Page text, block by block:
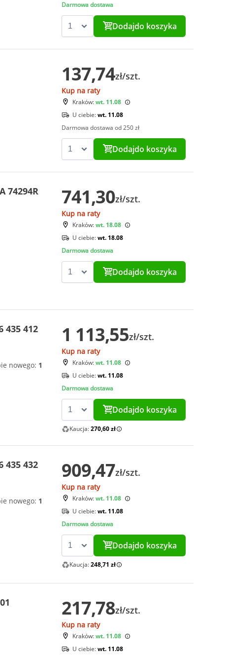
Darmowa dostawa
Dodajdo koszyka
137,74zł/szt.
Kup na raty
Kraków:wt. 11.08
U ciebie:wt. 11.08
Darmowa dostawa od 250 zł
Dodajdo koszyka
74294R 741,30zł/szt.
Kup na raty
Kraków:wt. 18.08
U ciebie:wt. 18.08
Darmowa dostawa
Dodajdo koszyka
435 412
nowego: 1
1 113,55zł/szt.
Kup na raty
Kraków:wt. 11.08
U ciebie:wt. 11.08
Darmowa dostawa
Dodajdo koszyka
Kaucja:270,60 zł
435 432
nowego: 1
909,47zł/szt.
Kup na raty
Kraków:wt. 11.08
U ciebie:wt. 11.08
Darmowa dostawa
Dodajdo koszyka
Kaucja:248,71 zł
217,78zł/szt.
Kup na raty
Kraków:wt. 11.08
U ciebie:wt. 11.08